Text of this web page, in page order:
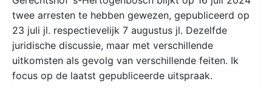
twee arresten te hebben gewezen, gepubliceerd op
23 juli jl. respectievelijk 7 augustus jl. Dezelfde
juridische discussie, maar met verschillende
uitkomsten als gevolg van verschillende feiten. Ik
focus op de laatst gepubliceerde uitspraak.